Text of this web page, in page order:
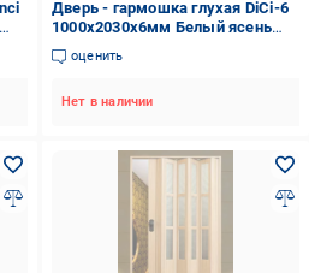
Дверь - гармошка глухая DiCi-6
1000х2030х6мм Белый ясень
глянец (1001-1)
оценить
Нет в наличии